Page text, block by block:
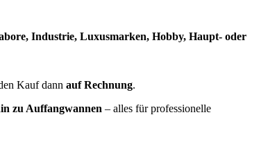
Industrie, Luxusmarken, Hobby, Haupt- oder
Kauf dann auf Rechnung.
zu Auffangwannen – alles für professionelle